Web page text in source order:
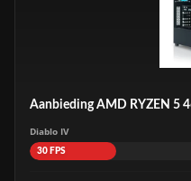
Aanbieding AMD RYZEN 5
Diablo IV
30 FPS